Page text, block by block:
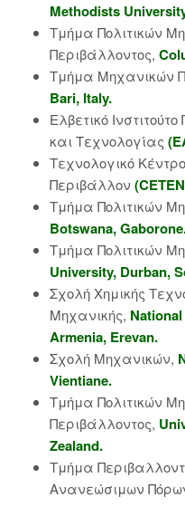
Methodists
Τμήμα Πολιτικών
Περιβάλλοντος,
Τμήμα Μηχανικών
Bari, Italy.
Ελβετικό
και Τεχνολογίας
Τεχνολογικό
Περιβάλλον
Τμήμα Πολιτικών
Botswana,
Τμήμα Πολιτικών
University, Durban,
Σχολή Χημικής
Μηχανικής,
Armenia, Erevan.
Σχολή Μηχανικών,
Vientiane.
Τμήμα Πολιτικών
Περιβάλλοντος,
Zealand.
Τμήμα
Ανανεώσιμων